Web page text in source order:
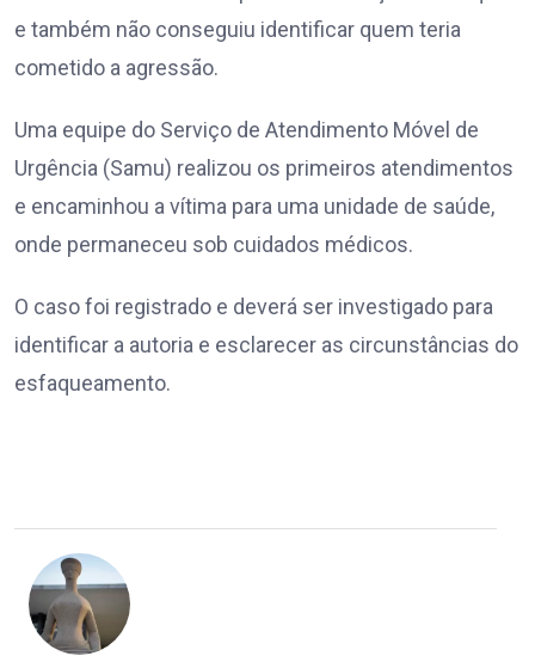
e também não conseguiu identificar quem teria
cometido a agressão.
Uma equipe do Serviço de Atendimento Móvel de
Urgência (Samu) realizou os primeiros atendimentos
e encaminhou a vítima para uma unidade de saúde,
onde permaneceu sob cuidados médicos.
O caso foi registrado e deverá ser investigado para
identificar a autoria e esclarecer as circunstâncias do
esfaqueamento.